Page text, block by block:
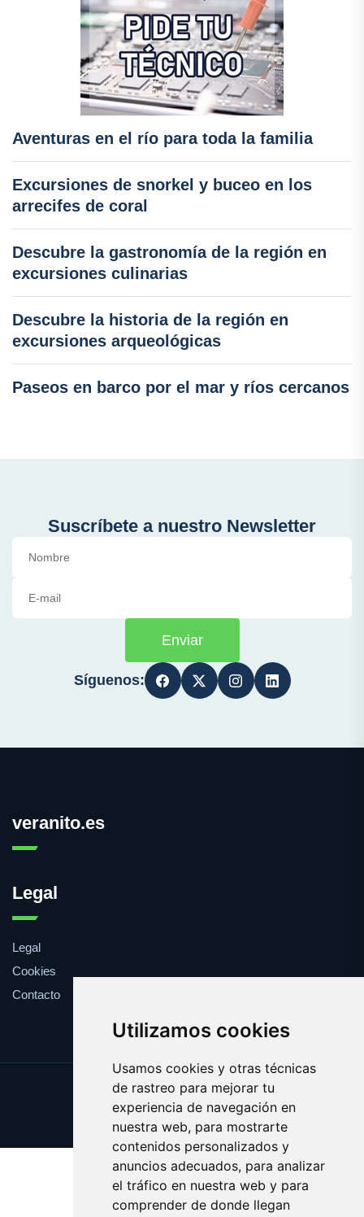
Utilizamos cookies
Usamos cookies y otras técnicas
de rastreo para mejorar tu
experiencia de navegación en
nuestra web, para mostrarte
contenidos personalizados y
anuncios adecuados, para analizar
el tráfico en nuestra web y para
comprender de donde llegan
Aventuras en el río para toda la familia
Excursiones de snorkel y buceo en los
arrecifes de coral
Descubre la gastronomía de la región en
excursiones culinarias
Descubre la historia de la región en
excursiones arqueológicas
Paseos en barco por el mar y ríos cercanos
Suscríbete a nuestro Newsletter
Enviar
Síguenos:
veranito.es
Legal
Legal
Cookies
Contacto
Update cookies preferences
Copyright © 2025 veranito.es